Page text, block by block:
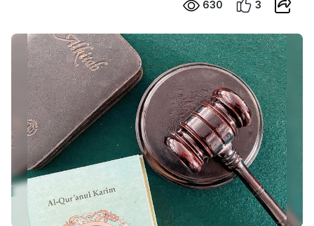
630 3